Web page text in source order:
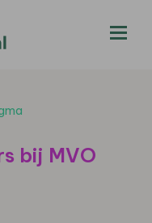
bij MVO